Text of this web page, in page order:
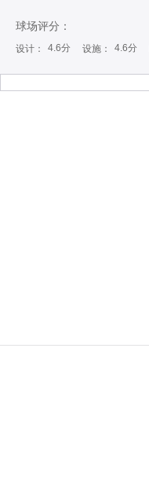
球场评分：
设计： 4.6分 设施： 4.6分